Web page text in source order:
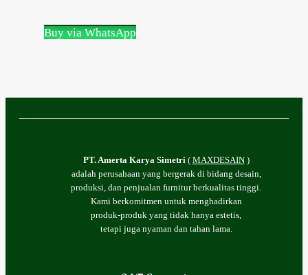
Buy via WhatsApp
PT. Amerta Karya Simetri ( MAXDESAIN)
adalah perusahaan yang bergerak di bidang desain,
produksi, dan penjualan furnitur berkualitas tinggi.
Kami berkomitmen untuk menghadirkan
produk-produk yang tidak hanya estetis,
tetapi juga nyaman dan tahan lama.